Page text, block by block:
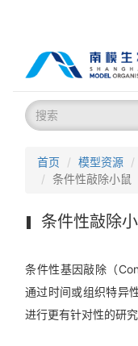
首页 模型资源
条件性敲除小鼠
条件性敲除
条件性基因敲除（
通过时间或组织特异
进行更有针对性的研究